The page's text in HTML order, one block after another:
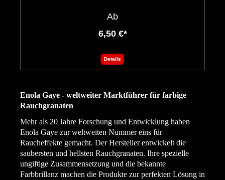
Ab
6,50 €*
Details
Enola Gaye - weltweiter Marktführer für farbige
Rauchgranaten
Mehr als 20 Jahre Forschung und Entwicklung haben
Enola Gaye zur weltweiten Nummer eins für
Raucheffekte gemacht. Der Hersteller entwickelt die
saubersten und hellsten Rauchgranaten. Ihre spezielle
ungiftige Zusammensetzung und die bekannte
Farbbrillanz machen die Produkte zur perfekten Lösung in